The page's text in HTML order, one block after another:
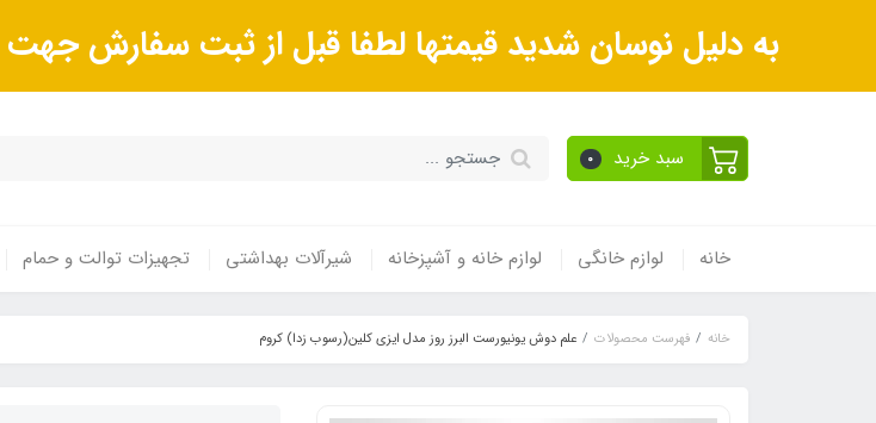
به دلیل نوسان شدید قیمتها لطفا قبل از ثبت سفارش
سبد خرید 0
خانه لوازم خانگی لوازم خانه و آشپزخانه شیرآلات بهداشتی تجهیزات توالت و حمام
خانه فهرست محصولات علم دوش یونیورست البرز روز مدل ایزی کلین(رسوب زدا) کروم